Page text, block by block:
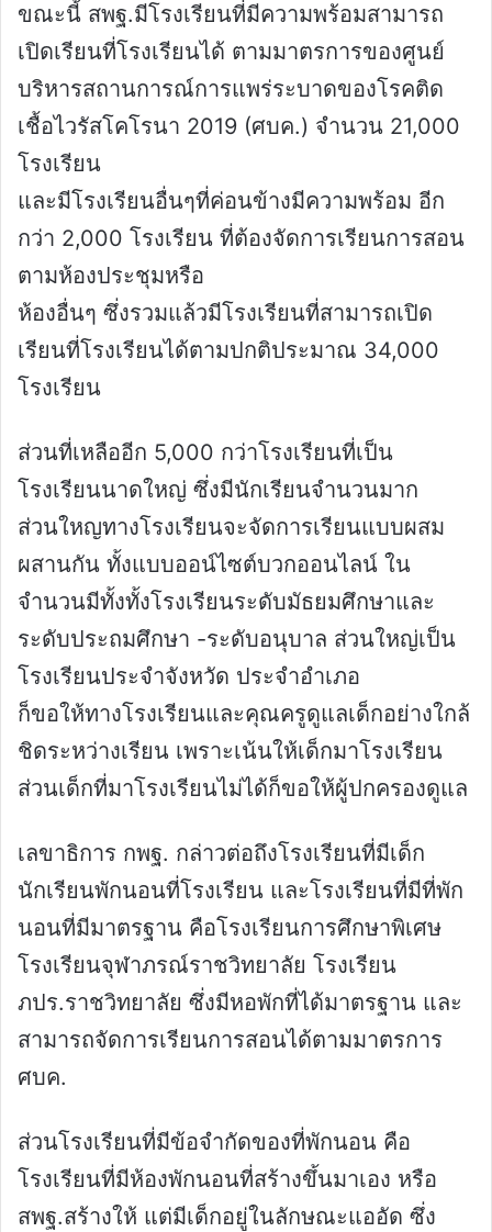
ขณะนี้ สพฐ.มีโรงเรียนที่มีความพร้อมสามารถ
เปิดเรียนที่โรงเรียนได้ ตามมาตรการของศูนย์
บริหารสถานการณ์การแพร่ระบาดของโรคติด
เชื้อไวรัสโคโรนา 2019 (ศบค.) จำนวน 21,000
โรงเรียน
และมีโรงเรียนอื่นๆที่ค่อนข้างมีความพร้อม อีก
กว่า 2,000 โรงเรียน ที่ต้องจัดการเรียนการสอน
ตามห้องประชุมหรือ
ห้องอื่นๆ ซึ่งรวมแล้วมีโรงเรียนที่สามารถเปิด
เรียนที่โรงเรียนได้ตามปกติประมาณ 34,000
โรงเรียน
ส่วนที่เหลืออีก 5,000 กว่าโรงเรียนที่เป็น
โรงเรียนนาดใหญ่ ซึ่งมีนักเรียนจำนวนมาก
ส่วนใหญทางโรงเรียนจะจัดการเรียนแบบผสม
ผสานกัน ทั้งแบบออน์ไซต์บวกออนไลน์ ใน
จำนวนมีทั้งทั้งโรงเรียนระดับมัธยมศึกษาและ
ระดับประถมศึกษา -ระดับอนุบาล ส่วนใหญ่เป็น
โรงเรียนประจำจังหวัด ประจำอำเภอ
ก็ขอให้ทางโรงเรียนและคุณครูดูแลเด็กอย่างใกล้
ชิดระหว่างเรียน เพราะเน้นให้เด็กมาโรงเรียน
ส่วนเด็กที่มาโรงเรียนไม่ได้ก็ขอให้ผู้ปกครองดูแล
เลขาธิการ กพฐ. กล่าวต่อถึงโรงเรียนที่มีเด็ก
นักเรียนพักนอนที่โรงเรียน และโรงเรียนที่มีที่พัก
นอนที่มีมาตรฐาน คือโรงเรียนการศึกษาพิเศษ
โรงเรียนจุฬาภรณ์ราชวิทยาลัย โรงเรียน
ภปร.ราชวิทยาลัย ซึ่งมีหอพักที่ได้มาตรฐาน และ
สามารถจัดการเรียนการสอนได้ตามมาตรการ
ศบค.
ส่วนโรงเรียนที่มีข้อจำกัดของที่พักนอน คือ
โรงเรียนที่มีห้องพักนอนที่สร้างขึ้นมาเอง หรือ
สพฐ.สร้างให้ แต่มีเด็กอยู่ในลักษณะแออัด ซึ่ง